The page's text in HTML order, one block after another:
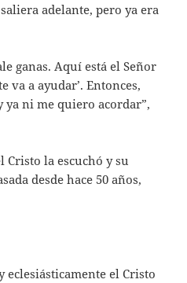
adelante, pero ya era
ganas. Aquí está el Señor
va a ayudar’. Entonces,
ya ni me quiero acordar”,
Cristo la escuchó y su
desde hace 50 años,
eclesiásticamente el Cristo